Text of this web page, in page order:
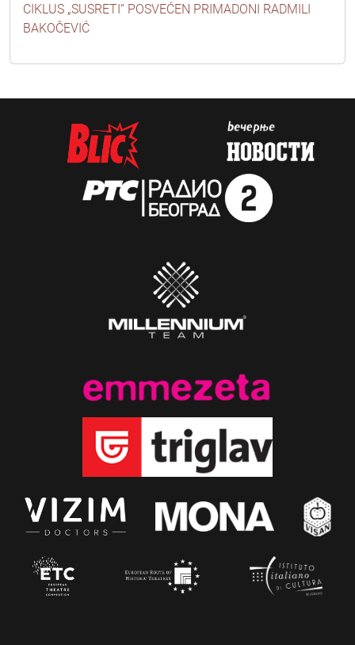
CIKLUS „SUSRETI“ POSVEĆEN PRIMADONI RADMILI
BAKOČEVIĆ